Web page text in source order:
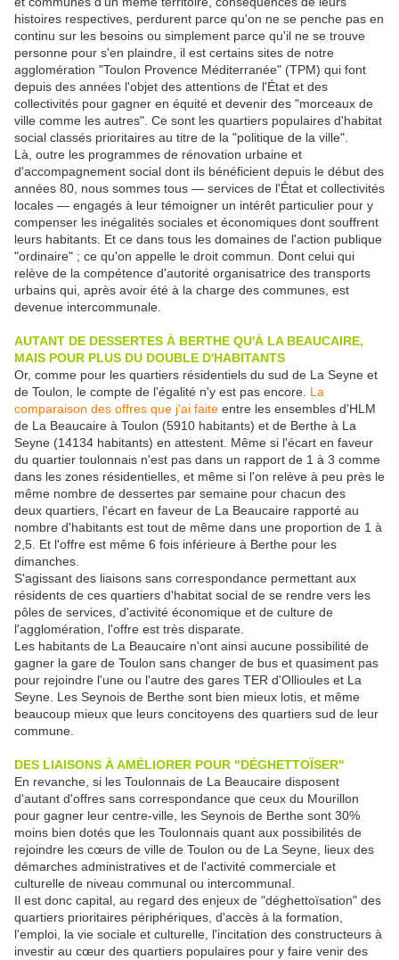
histoires respectives, perdurent parce qu'on ne se penche pas en
continu sur les besoins ou simplement parce qu'il ne se trouve
personne pour s'en plaindre, il est certains sites de notre
agglomération "Toulon Provence Méditerranée" (TPM) qui font
depuis des années l'objet des attentions de l'État et des
collectivités pour gagner en équité et devenir des "morceaux de
ville comme les autres". Ce sont les quartiers populaires d'habitat
social classés prioritaires au titre de la "politique de la ville".
Là, outre les programmes de rénovation urbaine et
d'accompagnement social dont ils bénéficient depuis le début des
années 80, nous sommes tous — services de l'État et collectivités
locales — engagés à leur témoigner un intérêt particulier pour y
compenser les inégalités sociales et économiques dont souffrent
leurs habitants. Et ce dans tous les domaines de l'action publique
"ordinaire" ; ce qu'on appelle le droit commun. Dont celui qui
relève de la compétence d'autorité organisatrice des transports
urbains qui, après avoir été à la charge des communes, est
devenue intercommunale.
AUTANT DE DESSERTES À BERTHE QU'À LA BEAUCAIRE,
MAIS POUR PLUS DU DOUBLE D'HABITANTS
Or, comme pour les quartiers résidentiels du sud de La Seyne et
de Toulon, le compte de l'égalité n'y est pas encore. La
comparaison des offres que j'ai faite entre les ensembles d'HLM
de La Beaucaire à Toulon (5910 habitants) et de Berthe à La
Seyne (14134 habitants) en attestent. Même si l'écart en faveur
du quartier toulonnais n'est pas dans un rapport de 1 à 3 comme
dans les zones résidentielles, et même si l'on relève à peu près le
même nombre de dessertes par semaine pour chacun des
deux quartiers, l'écart en faveur de La Beaucaire rapporté au
nombre d'habitants est tout de même dans une proportion de 1 à
2,5. Et l'offre est même 6 fois inférieure à Berthe pour les
dimanches.
S'agissant des liaisons sans correspondance permettant aux
résidents de ces quartiers d'habitat social de se rendre vers les
pôles de services, d'activité économique et de culture de
l'agglomération, l'offre est très disparate.
Les habitants de La Beaucaire n'ont ainsi aucune possibilité de
gagner la gare de Toulon sans changer de bus et quasiment pas
pour rejoindre l'une ou l'autre des gares TER d'Ollioules et La
Seyne. Les Seynois de Berthe sont bien mieux lotis, et même
beaucoup mieux que leurs concitoyens des quartiers sud de leur
commune.
DES LIAISONS À AMÉLIORER POUR "DÉGHETTOÏSER"
En revanche, si les Toulonnais de La Beaucaire disposent
d'autant d'offres sans correspondance que ceux du Mourillon
pour gagner leur centre-ville, les Seynois de Berthe sont 30%
moins bien dotés que les Toulonnais quant aux possibilités de
rejoindre les cœurs de ville de Toulon ou de La Seyne, lieux des
démarches administratives et de l'activité commerciale et
culturelle de niveau communal ou intercommunal.
Il est donc capital, au regard des enjeux de "déghettoïsation" des
quartiers prioritaires périphériques, d'accès à la formation,
l'emploi, la vie sociale et culturelle, l'incitation des constructeurs à
investir au cœur des quartiers populaires pour y faire venir des